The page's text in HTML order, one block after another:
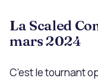
La Scaled
mars 2024
C’est le tournant